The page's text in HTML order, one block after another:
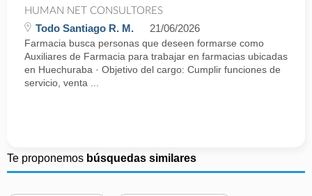
HUMAN NET CONSULTORES
Todo Santiago R. M. 21/06/2026
Farmacia busca personas que deseen formarse como
Auxiliares de Farmacia para trabajar en farmacias ubicadas
en Huechuraba · Objetivo del cargo: Cumplir funciones de
servicio, venta ...
Te proponemos búsquedas similares